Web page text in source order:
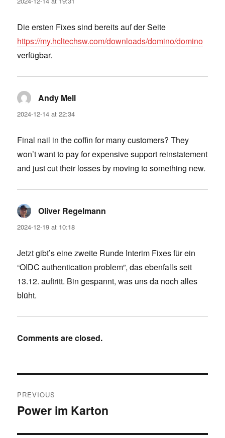
Die ersten Fixes sind bereits auf der Seite
https://my.hcltechsw.com/downloads/domino/domino
verfügbar.
Andy Mell
2024-12-14 at 22:34
Final nail in the coffin for many customers? They
won’t want to pay for expensive support reinstatement
and just cut their losses by moving to something new.
Oliver Regelmann
2024-12-19 at 10:18
Jetzt gibt’s eine zweite Runde Interim Fixes für ein
“OIDC authentication problem”, das ebenfalls seit
13.12. auftritt. Bin gespannt, was uns da noch alles
blüht.
Comments are closed.
navigation
PREVIOUS
Previous
Power im Karton